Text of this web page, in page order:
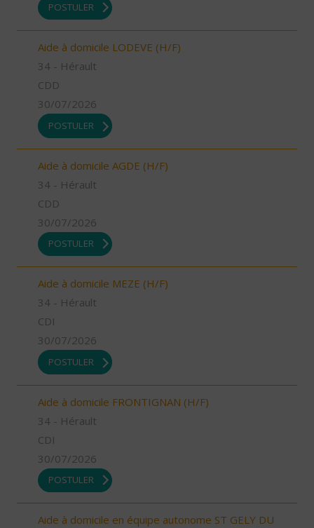
POSTULER
Aide à domicile LODEVE (H/F)
34 - Hérault
CDD
30/07/2026
POSTULER
Aide à domicile AGDE (H/F)
34 - Hérault
CDD
30/07/2026
POSTULER
Aide à domicile MEZE (H/F)
34 - Hérault
CDI
30/07/2026
POSTULER
Aide à domicile FRONTIGNAN (H/F)
34 - Hérault
CDI
30/07/2026
POSTULER
Aide à domicile en équipe autonome ST GELY DU